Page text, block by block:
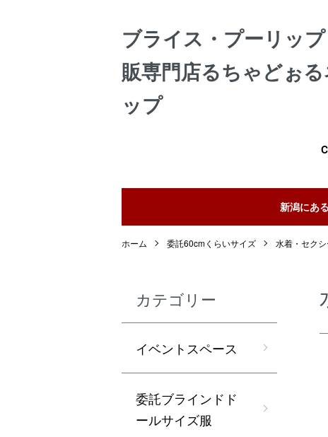
ブライス・プーリッ
販専門店るちゃどぉ
ップ
新潟にあ
ホーム 委託60cmくらいサイズ 水着・セク
カテゴリー
イベントスペース
委託ブラインドド
ールサイズ服